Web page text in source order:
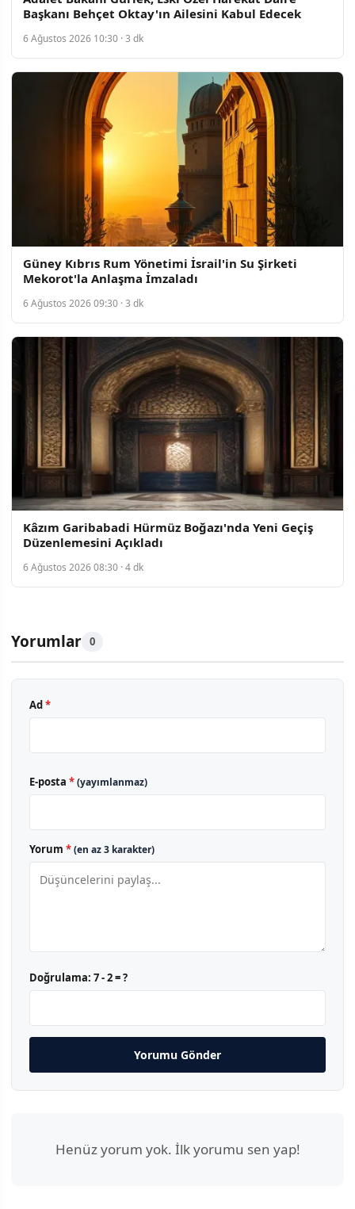
Başkanı Behçet Oktay'ın Ailesini Kabul Edecek
6 Ağustos 2026 10:30 · 3 dk
Güney Kıbrıs Rum Yönetimi İsrail'in Su Şirketi
Mekorot'la Anlaşma İmzaladı
6 Ağustos 2026 09:30 · 3 dk
Kâzım Garibabadi Hürmüz Boğazı'nda Yeni Geçiş
Düzenlemesini Açıkladı
6 Ağustos 2026 08:30 · 4 dk
Yorumlar 0
Ad *
E-posta *(yayımlanmaz)
Yorum *(en az 3 karakter)
Doğrulama: 7 - 2 = ?
Yorumu Gönder
Henüz yorum yok. İlk yorumu sen yap!